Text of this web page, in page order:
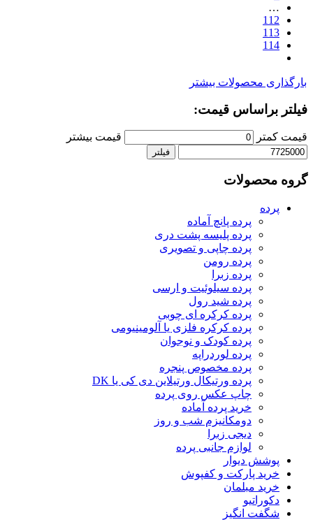
…
112
113
114
بارگذاری محصولات بیشتر
براساس قیمت:
کمتر قیمت بیشتر
فیلتر
محصولات
پرده
پرده پانچ آماده
پرده پلیسه پشت دری
پرده چاپی و تصویری
پرده رومن
پرده زبرا
پرده سیلوئیت و ارسی
پرده شید رول
پرده کرکره ای چوبی
پرده کرکره فلزی یا آلومینیومی
پرده کودک و نوجوان
پرده لوردراپه
پرده مخصوص پنجره
پرده ورتیکال ورتیلاین دی کی یا DK
چاپ عکس روی پرده
خرید پرده آماده
دومکانیزم شب و روز
دیجی زبرا
لوازم جانبی پرده
پوشش دیوار
خرید پارکت و کفپوش
خرید مبلمان
دکوراتیو
شگفت انگیز